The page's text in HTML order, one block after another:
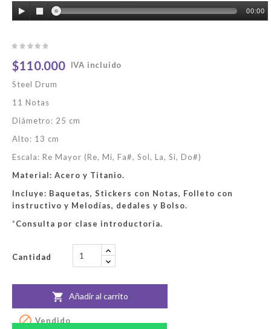
00:00
$110.000
IVA incluido
Steel Drum
11 Notas
Diámetro: 25 cm
Alto: 13 cm
Escala: Re Mayor (Re, Mi, Fa#, Sol, La, Si, Do#)
Material: Acero y Titanio.
Incluye: Baquetas, Stickers con Notas, Folleto con
instructivo y Melodías, dedales y Bolso.
*Consulta por clase introductoria.
Cantidad
 Añadir al carrito
Vendido